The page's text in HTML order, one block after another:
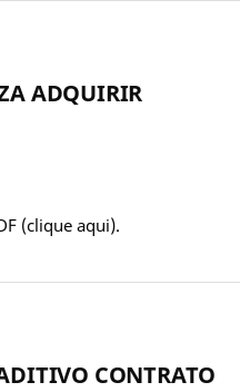
ADQUIRIR
(clique aqui).
CONTRATO